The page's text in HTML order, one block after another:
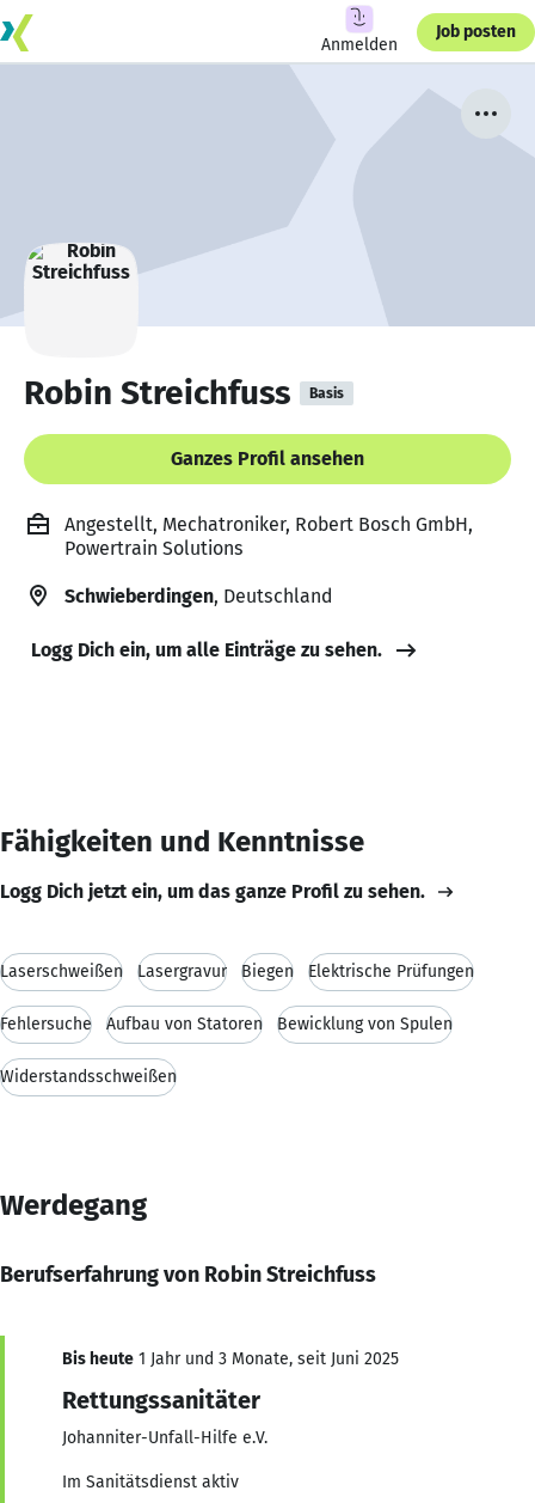
Anmelden
Job posten
Robin Streichfuss Basis
Ganzes Profil ansehen
Angestellt, Mechatroniker, Robert Bosch GmbH,
Powertrain Solutions
Schwieberdingen, Deutschland
Logg Dich ein, um alle Einträge zu sehen.
Fähigkeiten und Kenntnisse
Logg Dich jetzt ein, um das ganze Profil zu sehen.
Laserschweißen Lasergravur Biegen Elektrische Prüfungen
Fehlersuche Aufbau von Statoren Bewicklung von Spulen
Widerstandsschweißen
Werdegang
Berufserfahrung von Robin Streichfuss
Bis heute 1 Jahr und 3 Monate, seit Juni 2025
Rettungssanitäter
Johanniter-Unfall-Hilfe e.V.
Im Sanitätsdienst aktiv